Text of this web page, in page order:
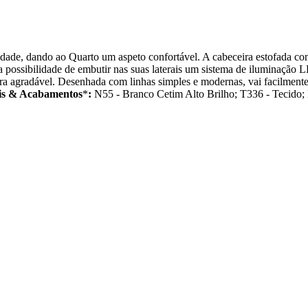
dando ao Quarto um aspeto confortável. A cabeceira estofada
de embutir nas suas laterais um sistema de iluminação
Desenhada com linhas simples e modernas, vai
& Acabamentos*: N55 - Branco Cetim Alto Brilho; T336 - Tecido;